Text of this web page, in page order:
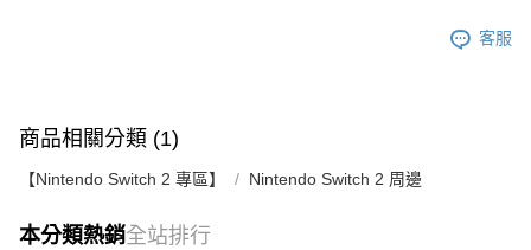
客服
商品相關分類 (1)
【Nintendo Switch 2 專區】 Nintendo Switch 2 周邊
本分類熱銷全站排行